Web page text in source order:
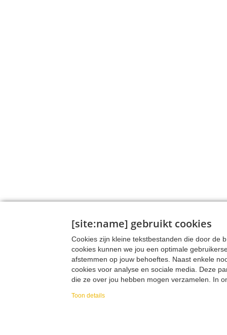
[site:name] gebruikt cookies
Cookies zijn kleine tekstbestanden die door de
cookies kunnen we jou een optimale
afstemmen op jouw behoeftes. Naast enkele
cookies voor analyse en sociale media. Deze
die ze over jou hebben mogen verzamelen. In
Toon details